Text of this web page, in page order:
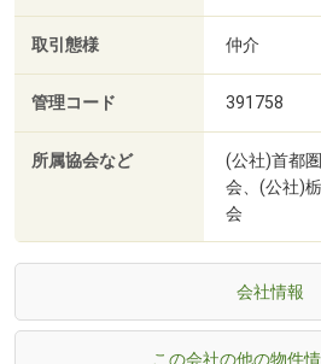
取引態様 仲介
管理コード 391758
所属協会など
(公社)首都
会、(公社)
会
会社情報
この会社の他の物件